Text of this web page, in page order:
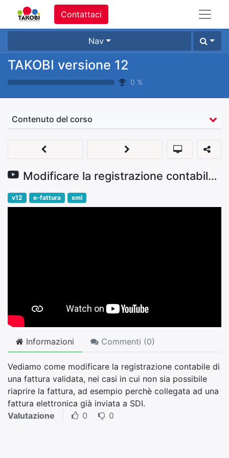
Contattaci
Nav
TAKOBI versione 12
0 %
Contenuto del corso
Modificare la registrazione contabile di una fattura validata
v12 e-fattura xml
Informazioni Commenti (0)
Vediamo come modificare la registrazione contabile di
una fattura validata, nei casi in cui non sia possibile
riaprire la fattura, ad esempio perchè collegata ad una
fattura elettronica già inviata a SDI.
Valutazione
0 0